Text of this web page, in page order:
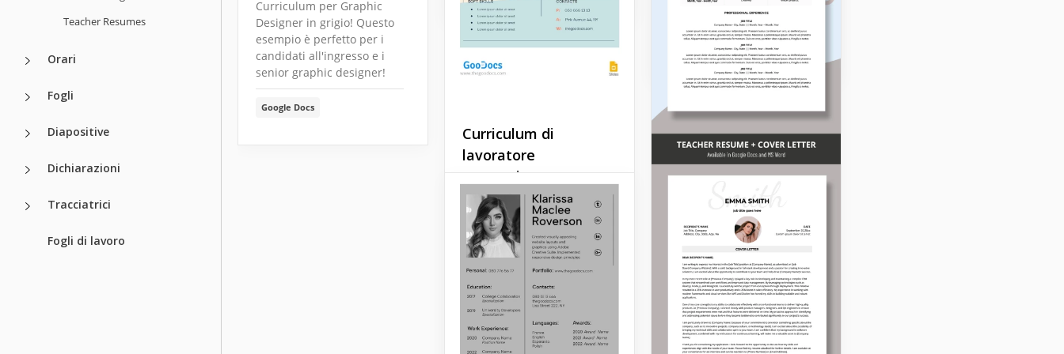
Teacher Resumes
Orari
Fogli
Diapositive
Dichiarazioni
Tracciatrici
Fogli di lavoro
Curriculum di
lavoratore
magazzino
Sei alla ricerca di un
modello di curriculum
adattabile progettato per i
lavoratori magazzino? Non
cercare oltre il nostro
modello di Curriculum Base
per Lavoratori Magazzino.
Google Docs
dovrebbero presentarsi!
Google Docs
Curriculum per Graphic
Designer in grigio! Questo
esempio è perfetto per i
candidati all'ingresso e i
senior graphic designer!
Google Docs